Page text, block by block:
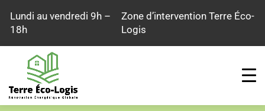
Lundi au vendredi 9h –
18h
Zone d’intervention Terre Éco-
Logis